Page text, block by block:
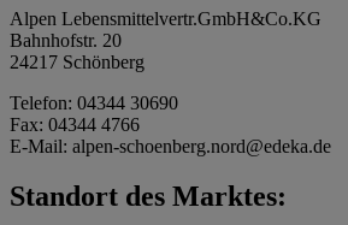
Alpen Lebensmittelvertr.GmbH&Co.KG
Bahnhofstr. 20
24217 Schönberg
Telefon: 04344 30690
Fax: 04344 4766
E-Mail: alpen-schoenberg.nord@edeka.de
Standort des Marktes: